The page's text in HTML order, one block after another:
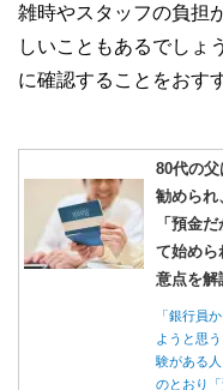
雑時やスタッフの負担
しいこともあるでしょ
に確認することをおす
80代の父
勧められ
「預金
て始めら
意点を解
「銀行員
ようと思
験がある
のとおり